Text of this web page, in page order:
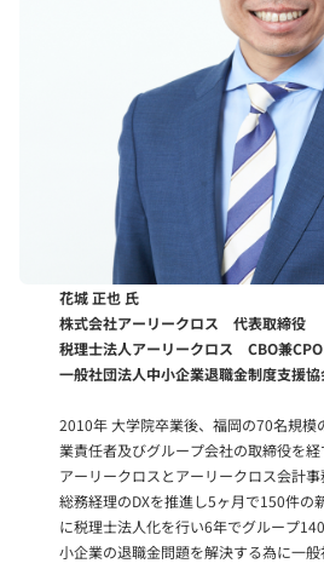
花城 正也 氏
株式会社アーリークロス 代表取締役
税理士法人アーリークロス CBO兼CPO
一般社団法人中小企業退職金制度支援
2010年 大学院卒業後、福岡の70名規模
業責任者及びグループ会社の取締役を
アーリークロスとアーリークロス会計
総務経理のDXを推進し5ヶ月で150件の
に税理士法人化を行い6年でグループ
小企業の退職金問題を解決する為に一